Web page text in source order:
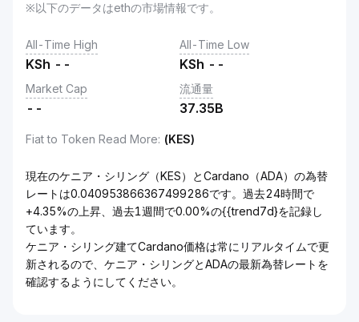
※以下のデータはethの市場情報です。
All-Time High
KSh --
All-Time Low
KSh --
Market Cap
--
流通量
37.35B
Fiat to Token Read More: (KES)
現在のケニア・シリング（KES）とCardano（ADA）の為替
レートは0.040953866367499286です。過去24時間で
+4.35%の上昇、過去1週間で0.00%の{{trend7d}を記録し
ています。
ケニア・シリング建てCardano価格は常にリアルタイムで更
新されるので、ケニア・シリングとADAの最新為替レートを
確認するようにしてください。